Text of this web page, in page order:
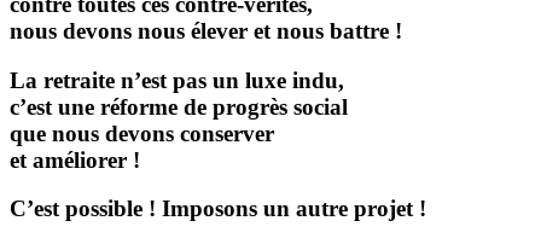
nous devons nous élever et nous battre !
La retraite n’est pas un luxe indu,
c’est une réforme de progrès social
que nous devons conserver
et améliorer !
C’est possible ! Imposons un autre projet !